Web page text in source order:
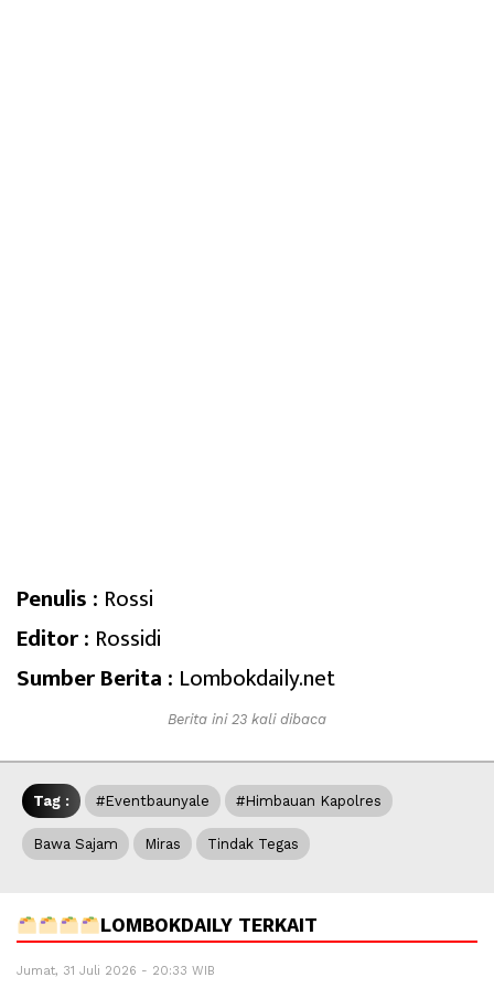
Penulis : Rossi
Editor : Rossidi
Sumber Berita : Lombokdaily.net
Berita ini 23 kali dibaca
Tag : #Eventbaunyale #Himbauan Kapolres
Bawa Sajam Miras Tindak Tegas
LOMBOKDAILY TERKAIT
Jumat, 31 Juli 2026 - 20:33 WIB